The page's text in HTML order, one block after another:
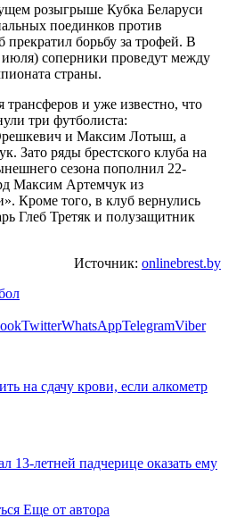
розыгрыше Кубка Беларуси
поединков против
прекратил борьбу за трофей. В
соперники проведут между
страны.
и уже известно, что
три футболиста:
и Максим Лотыш, а
Зато ряды брестского клуба на
сезона пополнил 22-
Максим Артемчук из
Кроме того, в клуб вернулись
Глеб Третяк и полузащитник
Источник: onlinebrest.by
TwitterWhatsAppTelegramViber
на сдачу крови, если алкометр
13-летней падчерице оказать ему
Еще от автора